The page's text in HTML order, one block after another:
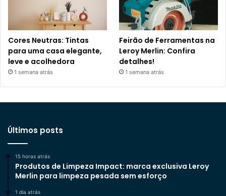
Cores Neutras: Tintas
para uma casa elegante,
leve e acolhedora
1 semana atrás
Feirão de Ferramentas na
Leroy Merlin: Confira
detalhes!
1 semana atrás
Últimos posts
15 horas atrás
Produtos de Limpeza Impact: marca exclusiva Leroy
Merlin para limpeza pesada sem esforço
1 dia atrás